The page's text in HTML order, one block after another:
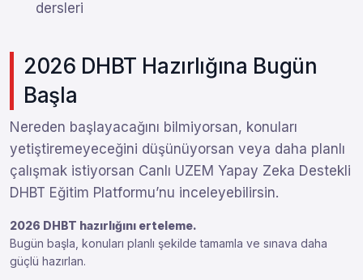
dersleri
2026 DHBT Hazırlığına Bugün
Başla
Nereden başlayacağını bilmiyorsan, konuları
yetiştiremeyeceğini düşünüyorsan veya daha planlı
çalışmak istiyorsan Canlı UZEM Yapay Zeka Destekli
DHBT Eğitim Platformu’nu inceleyebilirsin.
2026 DHBT hazırlığını erteleme.
Bugün başla, konuları planlı şekilde tamamla ve sınava daha
güçlü hazırlan.